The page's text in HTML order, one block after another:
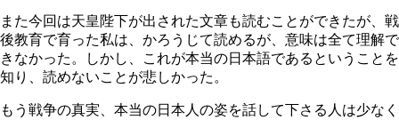
また今回は天皇陛下が出された文章も読むことができたが、戦
後教育で育った私は、かろうじて読めるが、意味は全て理解で
きなかった。しかし、これが本当の日本語であるということを
知り、読めないことが悲しかった。
もう戦争の真実、本当の日本人の姿を話して下さる人は少なく